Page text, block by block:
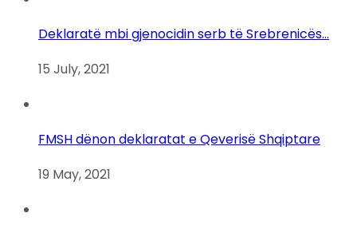
Deklaratë mbi gjenocidin serb të Srebrenicës…
15 July, 2021
FMSH dënon deklaratat e Qeverisë Shqiptare
19 May, 2021